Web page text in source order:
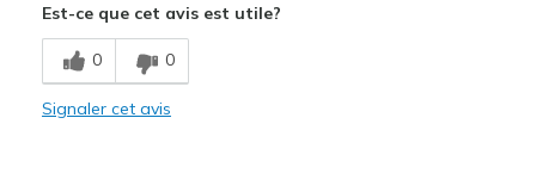
Comfortable
Stylish
Est-ce que cet avis est utile?
0 0
Signaler cet avis